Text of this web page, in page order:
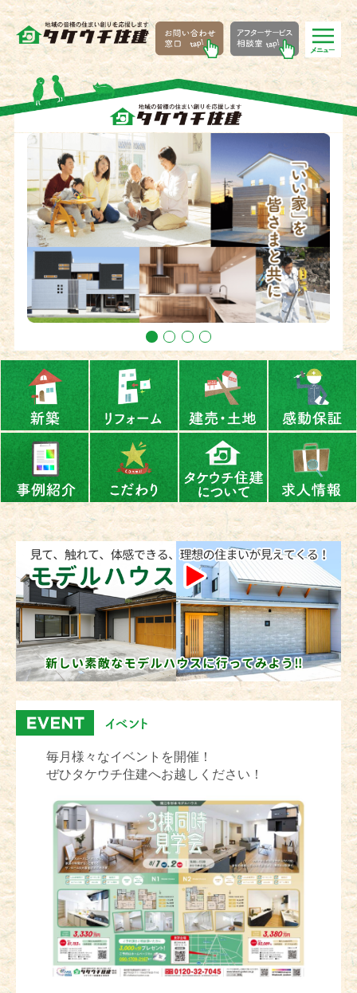
毎月様々なイベントを開催！
ぜひタケウチ住建へお越しください！